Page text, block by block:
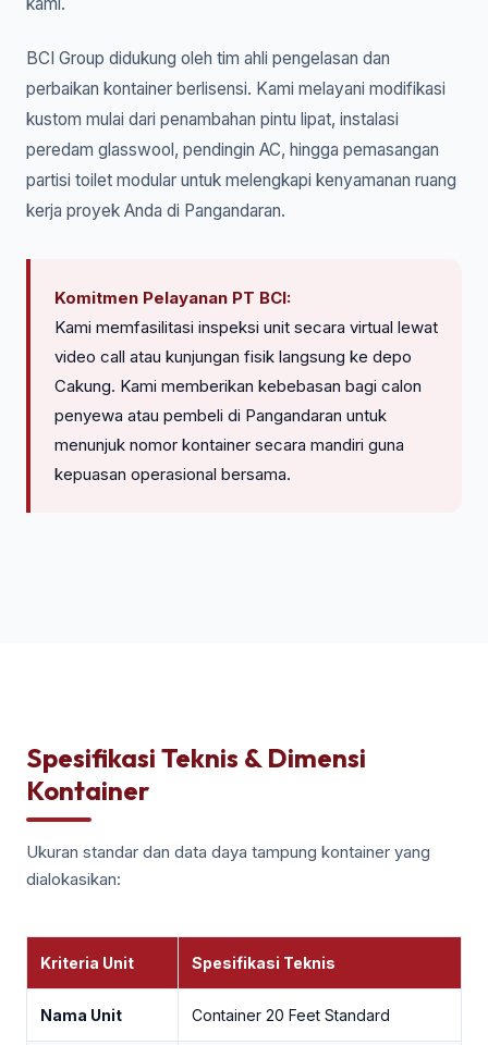
BCI Group didukung oleh tim ahli pengelasan dan
perbaikan kontainer berlisensi. Kami melayani modifikasi
kustom mulai dari penambahan pintu lipat, instalasi
peredam glasswool, pendingin AC, hingga pemasangan
partisi toilet modular untuk melengkapi kenyamanan ruang
kerja proyek Anda di Pangandaran.
Komitmen Pelayanan PT BCI:
Kami memfasilitasi inspeksi unit secara virtual lewat
video call atau kunjungan fisik langsung ke depo
Cakung. Kami memberikan kebebasan bagi calon
penyewa atau pembeli di Pangandaran untuk
menunjuk nomor kontainer secara mandiri guna
kepuasan operasional bersama.
Spesifikasi Teknis & Dimensi
Kontainer
Ukuran standar dan data daya tampung kontainer yang
dialokasikan:
Kriteria Unit Spesifikasi Teknis
Nama Unit Container 20 Feet Standard